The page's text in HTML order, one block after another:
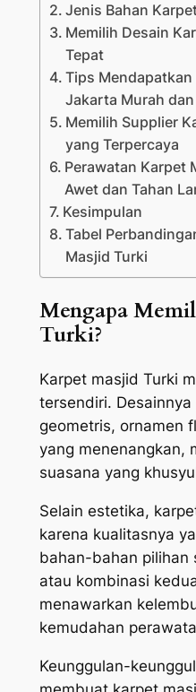
Jenis Bahan
Memilih Desain
Tepat
Tips
Jakarta Murah
Memilih Supplier
yang Terpercaya
Perawatan Karpet
Awet dan Tahan
Kesimpulan
Tabel
Masjid Turki
Mengapa
Turki?
Karpet masjid Turki
tersendiri.
geometris, ornamen
yang menenangkan,
suasana yang
Selain estetika,
karena kualitasnya
bahan-bahan pilihan
atau kombinasi
menawarkan
kemudahan
Keunggulan-